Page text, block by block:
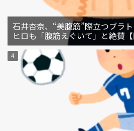
石井杏奈、“美腹筋”際立つブラ
ヒロも「腹筋えぐいて」と絶賛